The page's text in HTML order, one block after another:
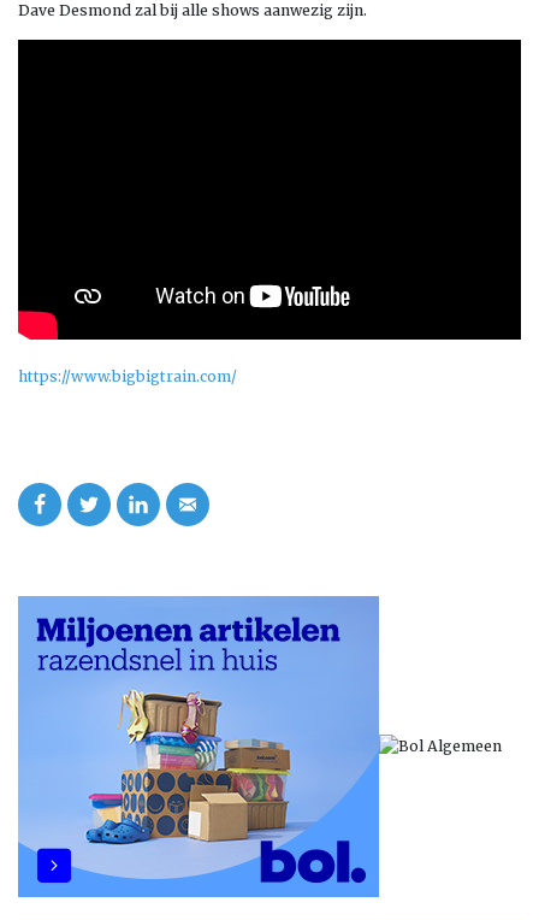
Dave Desmond zal bij alle shows aanwezig zijn.
https://www.bigbigtrain.com/